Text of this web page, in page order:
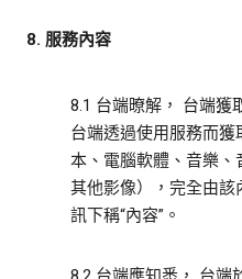
8. 服務內容
8.1 台端暸解， 台端獲
台端透過使用服務而
本、電腦軟體、音樂
其他影像），完全由
訊下稱“內容”。